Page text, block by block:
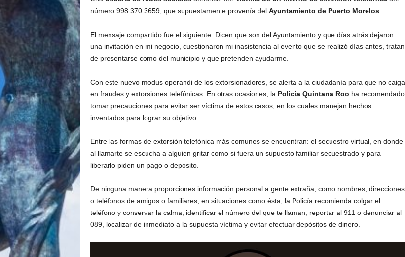
número 998 370 3659, que supuestamente provenía del Ayuntamiento de Puerto Morelos.
El mensaje compartido fue el siguiente: Dicen que son del Ayuntamiento y que días atrás dejaron
una invitación en mi negocio, cuestionaron mi inasistencia al evento que se realizó días antes, tratan
de presentarse como del municipio y que pretenden ayudarme.
Con este nuevo modus operandi de los extorsionadores, se alerta a la ciudadanía para que no caiga
en fraudes y extorsiones telefónicas. En otras ocasiones, la Policía Quintana Roo ha recomendado
tomar precauciones para evitar ser víctima de estos casos, en los cuales manejan hechos
inventados para lograr su objetivo.
Entre las formas de extorsión telefónica más comunes se encuentran: el secuestro virtual, en donde
al llamarte se escucha a alguien gritar como si fuera un supuesto familiar secuestrado y para
liberarlo piden un pago o depósito.
De ninguna manera proporciones información personal a gente extraña, como nombres, direcciones
o teléfonos de amigos o familiares; en situaciones como ésta, la Policía recomienda colgar el
teléfono y conservar la calma, identificar el número del que te llaman, reportar al 911 o denunciar al
089, localizar de inmediato a la supuesta víctima y evitar efectuar depósitos de dinero.